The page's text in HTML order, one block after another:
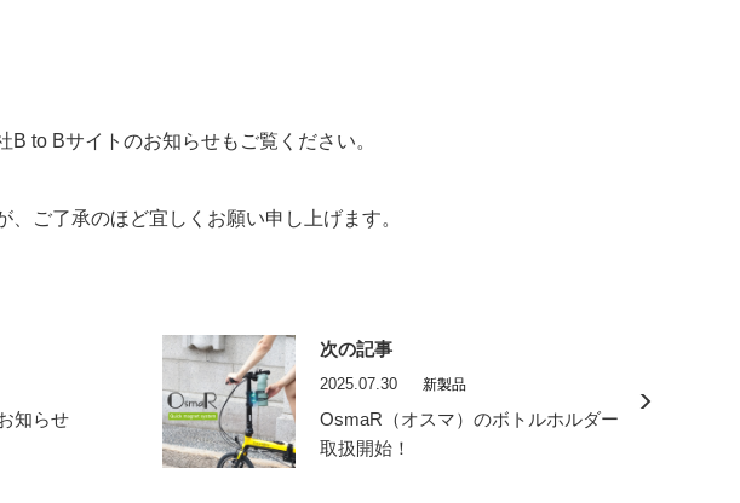
to Bサイトのお知らせもご覧ください。
ご了承のほど宜しくお願い申し上げます。
知らせ
次の記事
2025.07.30 新製品
OsmaR（オスマ）のボトルホルダー
取扱開始！